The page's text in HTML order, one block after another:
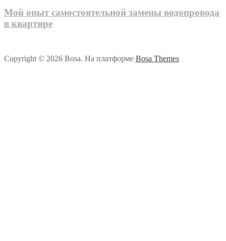
Мой опыт самостоятельной замены водопровода
в квартире
Copyright © 2026 Bosa. На платформе Bosa Themes